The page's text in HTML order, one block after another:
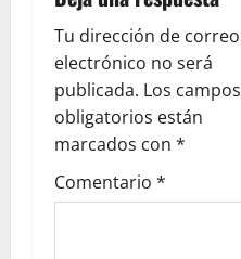
Tu dirección de correo
electrónico no será
publicada. Los campos
obligatorios están
marcados con *
Comentario *